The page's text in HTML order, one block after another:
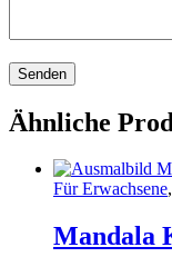
Ähnliche
Für Erwachsene,
Mandala